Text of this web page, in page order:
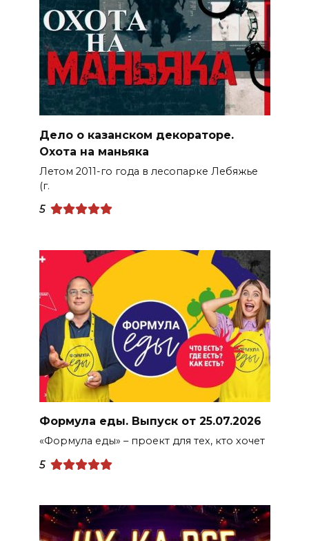
Дело о казанском декораторе.
Охота на маньяка
Летом 2011-го года в лесопарке Лебяжье
(г.
5
Формула еды. Выпуск от 25.07.2026
«Формула еды» – проект для тех, кто хочет
5